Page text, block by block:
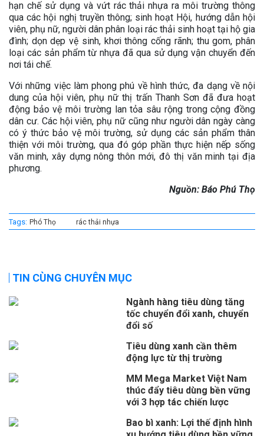
hạn chế sử dụng và vứt rác thải nhựa ra môi trường thông
qua các hội nghị truyền thông; sinh hoạt Hội, hướng dẫn hội
viên, phụ nữ, người dân phân loại rác thải sinh hoạt tại hộ gia
đình; dọn dẹp vệ sinh, khơi thông cống rãnh; thu gom, phân
loại các sản phẩm từ nhựa đã qua sử dụng vận chuyển đến
nơi tái chế.
Với những việc làm phong phú về hình thức, đa dạng về nội
dung của hội viên, phụ nữ thị trấn Thanh Sơn đã đưa hoạt
động bảo vệ môi trường lan tỏa sâu rộng trong cộng đồng
dân cư. Các hội viên, phụ nữ cũng như người dân ngày càng
có ý thức bảo vệ môi trường, sử dụng các sản phẩm thân
thiện với môi trường, qua đó góp phần thực hiện nếp sống
văn minh, xây dựng nông thôn mới, đô thị văn minh tại địa
phương.
Nguồn: Báo Phú Thọ
Tags: Phó Thọ rác thải nhựa
TIN CÙNG CHUYÊN MỤC
Ngành hàng tiêu dùng tăng
tốc chuyển đổi xanh, chuyển
đổi số
Tiêu dùng xanh cần thêm
động lực từ thị trường
MM Mega Market Việt Nam
thúc đẩy tiêu dùng bền vững
với 3 hợp tác chiến lược
Bao bì xanh: Lợi thế định hình